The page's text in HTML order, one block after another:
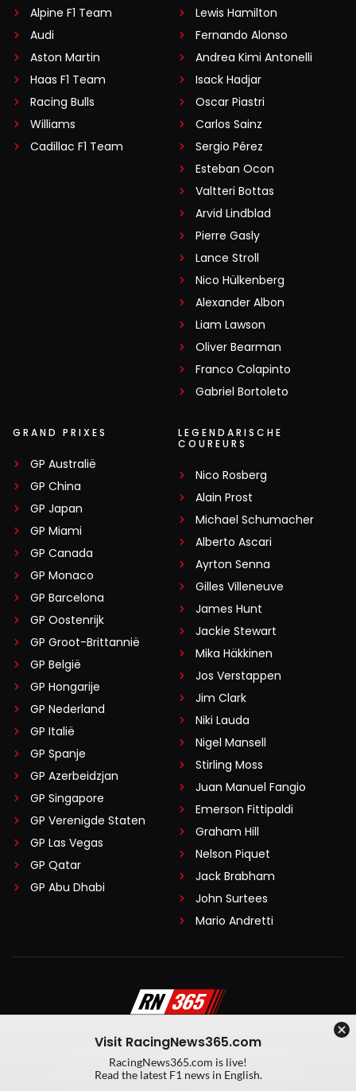
Alpine F1 Team
Audi
Aston Martin
Haas F1 Team
Racing Bulls
Williams
Cadillac F1 Team
Lewis Hamilton
Fernando Alonso
Andrea Kimi Antonelli
Isack Hadjar
Oscar Piastri
Carlos Sainz
Sergio Pérez
Esteban Ocon
Valtteri Bottas
Arvid Lindblad
Pierre Gasly
Lance Stroll
Nico Hülkenberg
Alexander Albon
Liam Lawson
Oliver Bearman
Franco Colapinto
Gabriel Bortoleto
GRAND PRIXES
GP Australië
GP China
GP Japan
GP Miami
GP Canada
GP Monaco
GP Barcelona
GP Oostenrijk
GP Groot-Brittannië
GP België
GP Hongarije
GP Nederland
GP Italië
GP Spanje
GP Azerbeidzjan
GP Singapore
GP Verenigde Staten
GP Las Vegas
GP Qatar
GP Abu Dhabi
LEGENDARISCHE
COUREURS
Nico Rosberg
Alain Prost
Michael Schumacher
Alberto Ascari
Ayrton Senna
Gilles Villeneuve
James Hunt
Jackie Stewart
Mika Häkkinen
Jos Verstappen
Jim Clark
Niki Lauda
Nigel Mansell
Stirling Moss
Juan Manuel Fangio
Emerson Fittipaldi
Graham Hill
Nelson Piquet
Jack Brabham
John Surtees
Mario Andretti
Algemene voorwaarden
Privacy Policy
Created by On Your Marks
Visit RacingNews365.com
RacingNews365.com is live!
Read the latest F1 news in English.